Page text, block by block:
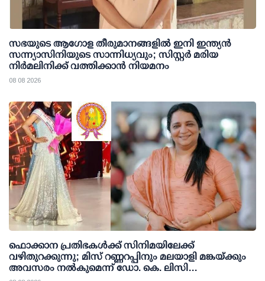
സഭയുടെ ആഗോള തീരുമാനങ്ങളിൽ ഇനി ഇന്ത്യൻ
സന്ന്യാസിനിയുടെ സാന്നിധ്യവും; സിസ്റ്റർ മരിയ
നിർമലിനിക്ക് വത്തിക്കാൻ നിയമനം
08 08 2026
ഫൊക്കാന പ്രതിഭകള്‍ക്ക് സിനിമയിലേക്ക്
വഴിതുറക്കുന്നു; മിസ് റണ്ണറപ്പിനും മലയാളി മങ്കയ്ക്കും
അവസരം നല്‍കുമെന്ന് ഡോ. കെ. ലിസി